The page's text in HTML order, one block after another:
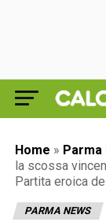
Home » Parma
la scossa
Partita eroica
PARMA NEWS